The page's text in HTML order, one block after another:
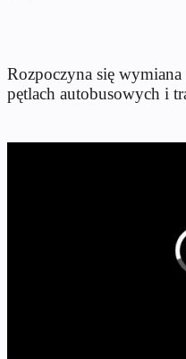
Rozpoczyna się wymiana
pętlach autobusowych i